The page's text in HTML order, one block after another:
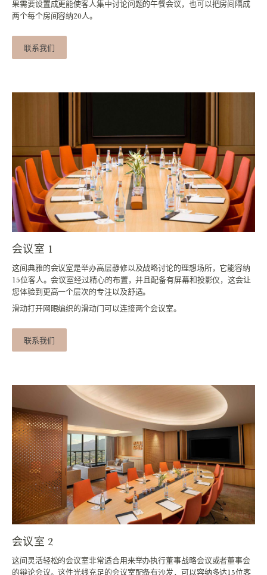
果需要设置成更能使客人集中讨论问题的午餐会议，也可以把房间隔成
两个每个房间容纳20人。
联系我们
会议室 1
这间典雅的会议室是举办高层静修以及战略讨论的理想场所，它能容纳
15位客人。会议室经过精心的布置，并且配备有屏幕和投影仪，这会让
您体验到更高一个层次的专注以及舒适。
滑动打开网眼编织的滑动门可以连接两个会议室。
联系我们
会议室 2
这间灵活轻松的会议室非常适合用来举办执行董事战略会议或者董事会
的辩论会议。这件光线充足的会议室配备有沙发，可以容纳多达15位客